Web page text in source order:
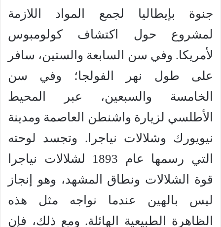
جنوة بإيطاليا لجمع المواد اللازمة
لمشروع حول اكتشاف كولومبوس
لأمريكا. وفي سن السابعة والستين، سافر
على طول نهر الفولجا؛ وفي سن
الخامسة والسبعين، عبر المحيط
الأطلسي لزيارة واشنطن العاصمة ومدينة
نيويورك وشلالات نياجرا. وتجسد لوحته
التي رسمها عام 1893 لشلالات نياجرا
قوة الشلالات ونطاق المشهد، وهو إنجاز
ليس بالهين عندما نواجه مثل هذه
الظاهرة الطبيعية الهائلة. ومع ذلك، فإن